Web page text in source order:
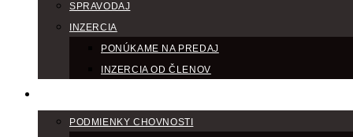
SPRAVODAJ
INZERCIA
PONÚKAME NA PREDAJ
INZERCIA OD ČLENOV
PODMIENKY CHOVNOSTI